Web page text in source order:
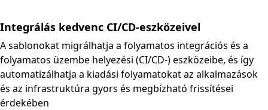
Integrálás kedvenc CI/CD-eszközeivel
A sablonokat migrálhatja a folyamatos integrációs és a
folyamatos üzembe helyezési (CI/CD-) eszközeibe, és így
automatizálhatja a kiadási folyamatokat az alkalmazások
és az infrastruktúra gyors és megbízható frissítései
érdekében